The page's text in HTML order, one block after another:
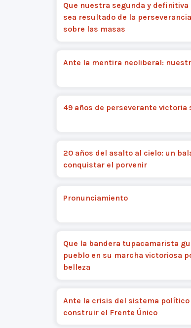
Que nuestra segunda y definitiva
sea resultado de la
sobre las masas
Ante la mentira neoliberal:
49 años de perseverante victoria
20 años del asalto al cielo: un
conquistar el porvenir
Pronunciamiento
Que la bandera tupacamarista
pueblo en su marcha victoriosa
belleza
Ante la crisis del sistema político
construir el Frente Único